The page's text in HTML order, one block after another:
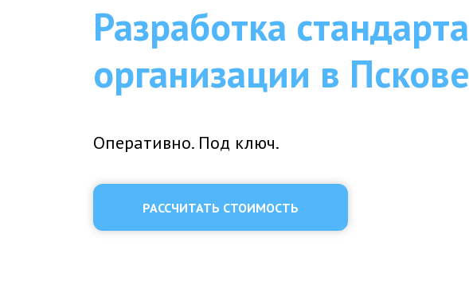
Разработка стандарта
организации в Пскове
Оперативно. Под ключ.
РАССЧИТАТЬ СТОИМОСТЬ